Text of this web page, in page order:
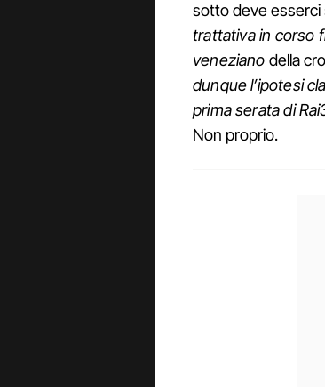
sotto deve esserci
trattativa in corso
veneziano della
dunque l’ipotesi
prima serata di
Non proprio.